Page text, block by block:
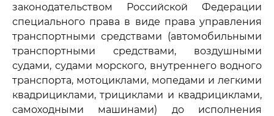
законодательством Российской Федерации
специального права в виде права управления
транспортными средствами (автомобильными
транспортными средствами, воздушными
судами, судами морского, внутреннего водного
транспорта, мотоциклами, мопедами и легкими
квадрициклами, трициклами и квадрициклами,
самоходными машинами) до исполнения